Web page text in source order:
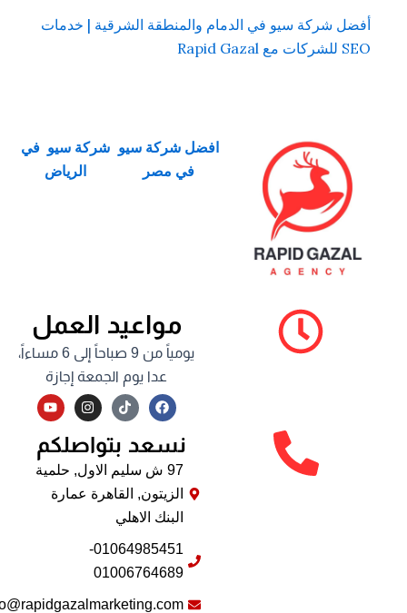
أفضل شركة سيو في الدمام والمنطقة الشرقية | خدمات
SEO للشركات مع Rapid Gazal
افضل شركة سيو
في مصر
شركة سيو في
الرياض
مواعيد العمل
يومياً من 9 صباحاً إلى 6 مساءاً،
عدا يوم الجمعة إجازة
F
a
e
b
o
k
n
t
a
g
a
Y
o
t
u
b
نسعد بتواصلكم
97 ش سليم الاول, حلمية
الزيتون, القاهرة عمارة
البنك الاهلي
01064985451-
01006764689
info@rapidgazalmarketing.com